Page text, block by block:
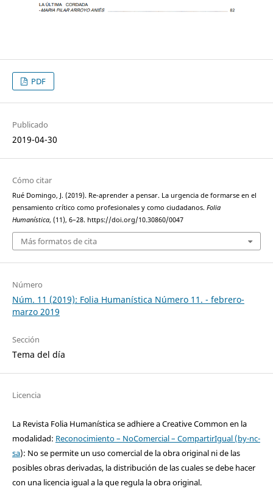
PDF
Publicado
2019-04-30
Cómo citar
Rué Domingo, J. (2019). Re-aprender a pensar. La urgencia de formarse en el
pensamiento crítico como profesionales y como ciudadanos. Folia
Humanística, (11), 6–28. https://doi.org/10.30860/0047
Más formatos de cita
Número
Núm. 11 (2019): Folia Humanística Número 11. - febrero-
marzo 2019
Sección
Tema del día
Licencia
La Revista Folia Humanística se adhiere a Creative Common en la
modalidad: Reconocimiento – NoComercial – CompartirIgual (by-nc-
sa): No se permite un uso comercial de la obra original ni de las
posibles obras derivadas, la distribución de las cuales se debe hacer
con una licencia igual a la que regula la obra original.